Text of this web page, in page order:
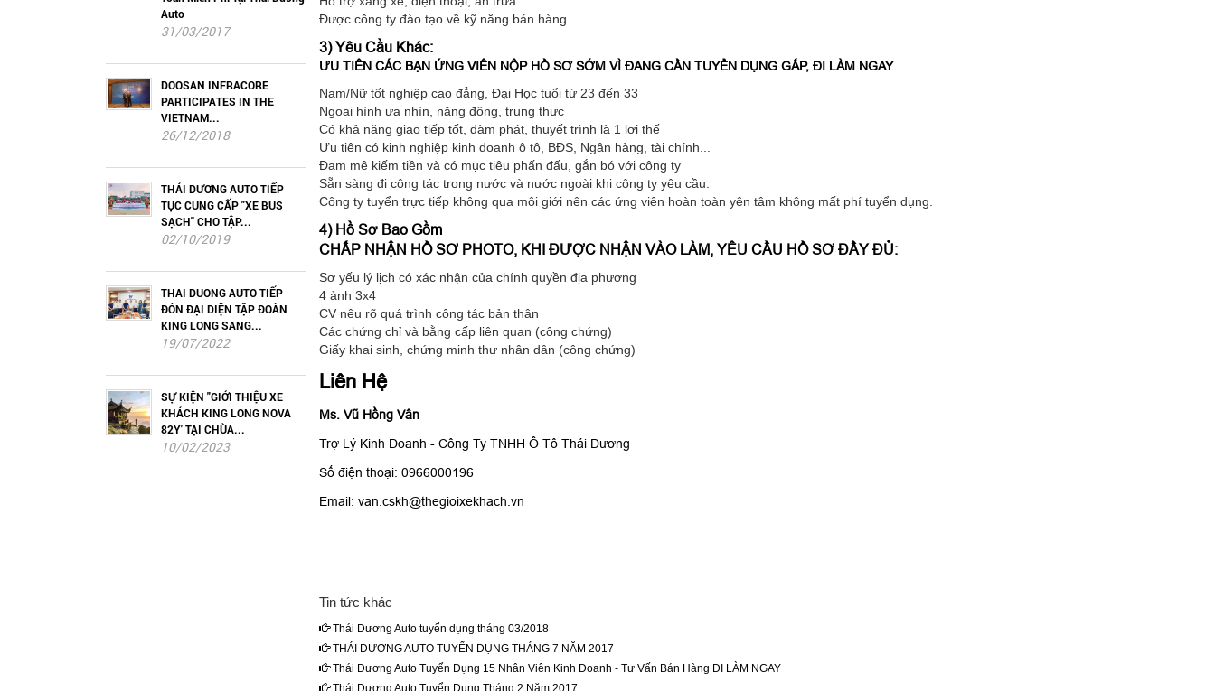
Auto
31/03/2017
DOOSAN INFRACORE
PARTICIPATES IN THE
VIETNAM...
26/12/2018
THÁI DƯƠNG AUTO TIẾP
TỤC CUNG CẤP "XE BUS
SẠCH" CHO TẬP...
02/10/2019
THAI DUONG AUTO TIẾP
ĐÓN ĐẠI DIỆN TẬP ĐOÀN
KING LONG SANG...
19/07/2022
SỰ KIỆN "GIỚI THIỆU XE
KHÁCH KING LONG NOVA
82Y' TẠI CHÙA...
10/02/2023
Được công ty đào tạo về kỹ năng bán hàng.
3) Yêu Cầu Khác:
ƯU TIÊN CÁC BẠN ỨNG VIÊN NỘP HỒ SƠ SỚM VÌ ĐANG CẦN TUYỂN DỤNG GẤP, ĐI LÀM NGAY
Nam/Nữ tốt nghiệp cao đẳng, Đại Học tuổi từ 23 đến 33
Ngoại hình ưa nhìn, năng động, trung thực
Có khả năng giao tiếp tốt, đàm phát, thuyết trình là 1 lợi thế
Ưu tiên có kinh nghiệp kinh doanh ô tô, BĐS, Ngân hàng, tài chính...
Đam mê kiếm tiền và có mục tiêu phấn đấu, gắn bó với công ty
Sẵn sàng đi công tác trong nước và nước ngoài khi công ty yêu cầu.
Công ty tuyển trực tiếp không qua môi giới nên các ứng viên hoàn toàn yên tâm không mất phí tuyển dụng.
4) Hồ Sơ Bao Gồm
CHẤP NHẬN HỒ SƠ PHOTO, KHI ĐƯỢC NHẬN VÀO LÀM, YÊU CẦU HỒ SƠ ĐẦY ĐỦ:
Sơ yếu lý lịch có xác nhận của chính quyền địa phương
4 ảnh 3x4
CV nêu rõ quá trình công tác bản thân
Các chứng chỉ và bằng cấp liên quan (công chứng)
Giấy khai sinh, chứng minh thư nhân dân (công chứng)
Liên Hệ
Ms. Vũ Hồng Vân
Trợ Lý Kinh Doanh - Công Ty TNHH Ô Tô Thái Dương
Số điện thoại: 0966000196
Email: van.cskh@thegioixekhach.vn
Tin tức khác
Thái Dương Auto tuyển dụng tháng 03/2018
THÁI DƯƠNG AUTO TUYỂN DỤNG THÁNG 7 NĂM 2017
Thái Dương Auto Tuyển Dụng 15 Nhân Viên Kinh Doanh - Tư Vấn Bán Hàng ĐI LÀM NGAY
Thái Dương Auto Tuyển Dụng Tháng 2 Năm 2017